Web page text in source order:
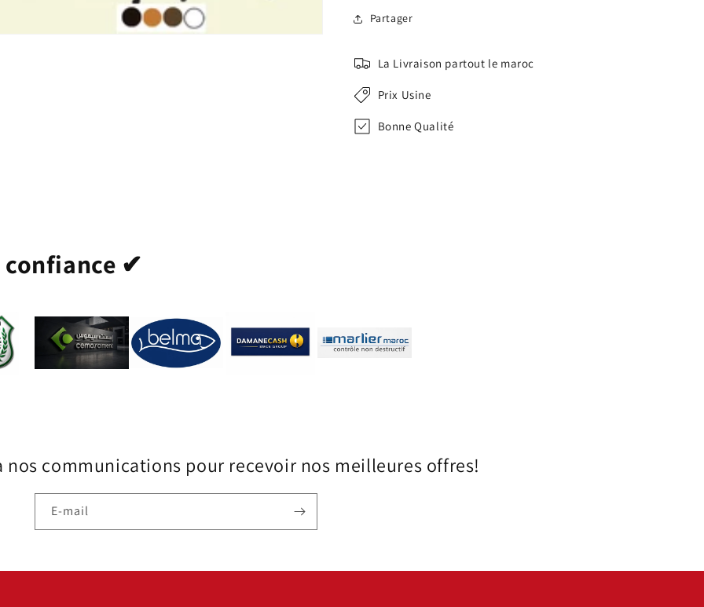
Partager
La Livraison partout le maroc
Prix Usine
Bonne Qualité
confiance ✔
nos communications pour recevoir nos meilleures offres!
E-mail